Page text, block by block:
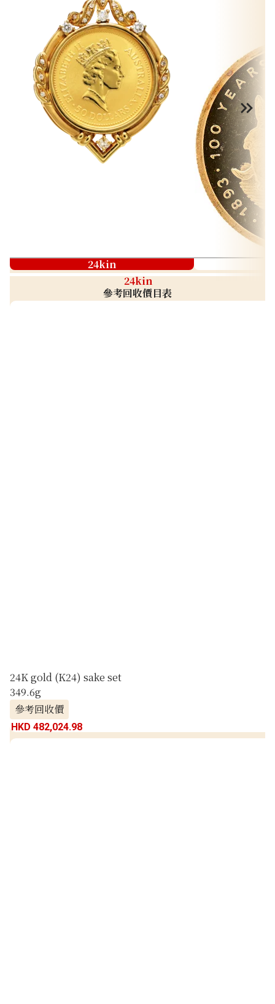
24kin
24kin
參考回收價目表
24K gold (K24) sake set
349.6g
參考回收價
HKD 482,024.98